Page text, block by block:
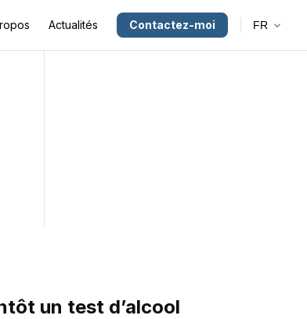
Actualités Contactez-moi FR
un test d’alcool